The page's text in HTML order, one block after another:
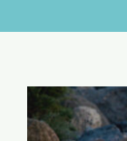
Aktion